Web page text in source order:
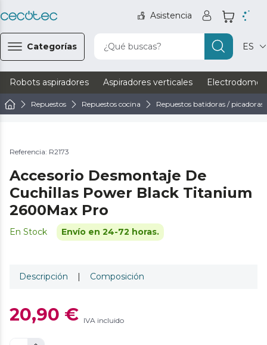
Asistencia
Categorías ¿Qué buscas? ES
Robots aspiradores Aspiradores verticales
Repuestos Repuestos cocina Repuestos batidoras / picadoras
Referencia: R2173
Accesorio Desmontaje De
Cuchillas Power Black Titanium
2600Max Pro
En Stock Envío en 24-72 horas.
Descripción | Composición
20,90 € IVA incluido